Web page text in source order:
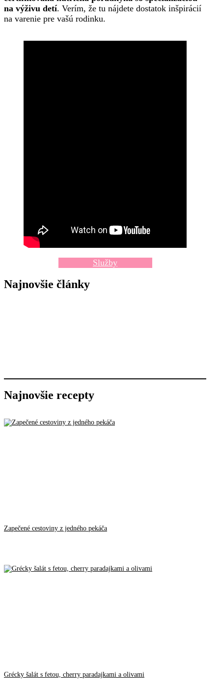
na výživu detí. Verím, že tu nájdete dostatok inšpirácií
na varenie pre vašú rodinku.
Služby
Najnovšie články
Najnovšie recepty
Zapečené cestoviny z jedného pekáča
Grécky šalát s fetou, cherry paradajkami a olivami